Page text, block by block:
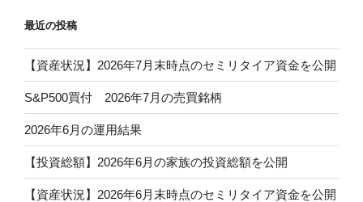
最近の投稿
【資産状況】2026年7月末時点のセミリタイア資金を公開
S&P500買付 2026年7月の売買銘柄
2026年6月の運用結果
【投資総額】2026年6月の家族の投資総額を公開
【資産状況】2026年6月末時点のセミリタイア資金を公開